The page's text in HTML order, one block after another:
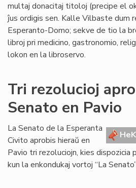
multaj donacitaj titoloj (precipe el
ĵus ordigis sen. Kalle Vilbaste dum
Esperanto-Domo; sekve de tio la
libroj pri medicino, gastronomio,
lokon en la libroservo.
Tri rezolucioj
Senato en Pavio
La Senato de la Esperanta
Civito aprobis hieraŭ en
Pavio tri rezoluciojn, kies dispozicia
kun la enkondukaj vortoj “La